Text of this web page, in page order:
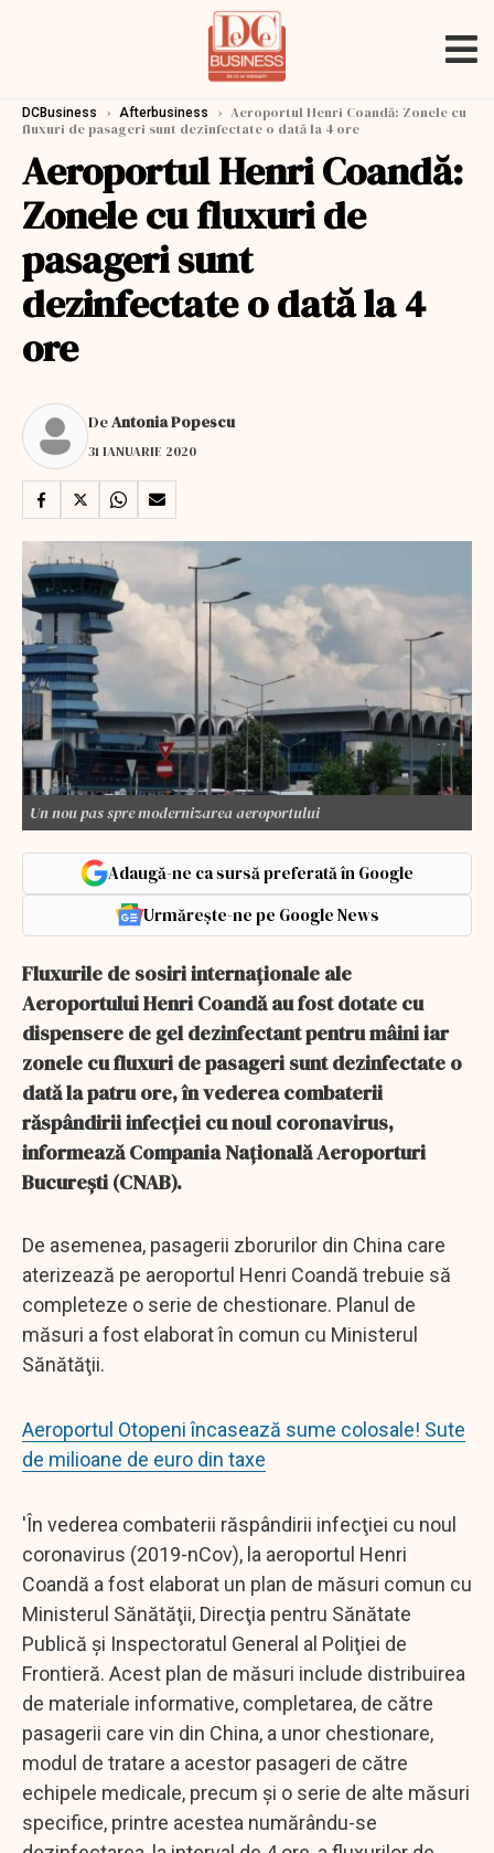
DCBusiness › Afterbusiness › Aeroportul Henri Coandă: Zonele cu
fluxuri de pasageri sunt dezinfectate o dată la 4 ore
Aeroportul Henri Coandă:
Zonele cu fluxuri de
pasageri sunt
dezinfectate o dată la 4
ore
DeAntonia Popescu
31 IANUARIE 2020
Un nou pas spre modernizarea aeroportului
Adaugă-ne ca sursă preferată în Google
Urmărește-ne pe Google News
Fluxurile de sosiri internaţionale ale
Aeroportului Henri Coandă au fost dotate cu
dispensere de gel dezinfectant pentru mâini iar
zonele cu fluxuri de pasageri sunt dezinfectate o
dată la patru ore, în vederea combaterii
răspândirii infecţiei cu noul coronavirus,
informează Compania Naţională Aeroporturi
Bucureşti (CNAB).
De asemenea, pasagerii zborurilor din China care
aterizează pe aeroportul Henri Coandă trebuie să
completeze o serie de chestionare. Planul de
măsuri a fost elaborat în comun cu Ministerul
Sănătăţii.
Aeroportul Otopeni încasează sume colosale! Sute
de milioane de euro din taxe
'În vederea combaterii răspândirii infecţiei cu noul
coronavirus (2019-nCov), la aeroportul Henri
Coandă a fost elaborat un plan de măsuri comun cu
Ministerul Sănătăţii, Direcţia pentru Sănătate
Publică şi Inspectoratul General al Poliţiei de
Frontieră. Acest plan de măsuri include distribuirea
de materiale informative, completarea, de către
pasagerii care vin din China, a unor chestionare,
modul de tratare a acestor pasageri de către
echipele medicale, precum şi o serie de alte măsuri
specifice, printre acestea numărându-se